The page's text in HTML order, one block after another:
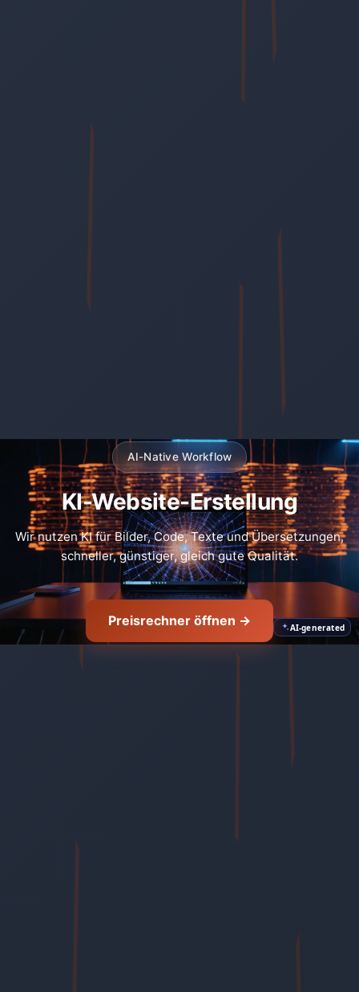
AI-generated
AI-Native Workflow
KI-Website-Erstellung
Wir nutzen KI für Bilder, Code, Texte und Übersetzungen,
schneller, günstiger, gleich gute Qualität.
Preisrechner öffnen →